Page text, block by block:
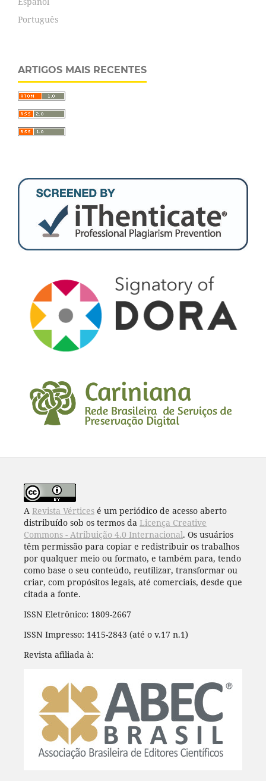
Português
ARTIGOS MAIS RECENTES
A Revista Vérticesé um periódico de acesso aberto
distribuído sob os termos da Licença Creative
Commons - Atribuição 4.0 Internacional. Os usuários
têm permissão para copiar e redistribuir os trabalhos
por qualquer meio ou formato, e também para, tendo
como base o seu conteúdo, reutilizar, transformar ou
criar, com propósitos legais, até comerciais, desde que
citada a fonte.
ISSN Eletrônico: 1809-2667
ISSN Impresso: 1415-2843 (até o v.17 n.1)
Revista afiliada à: